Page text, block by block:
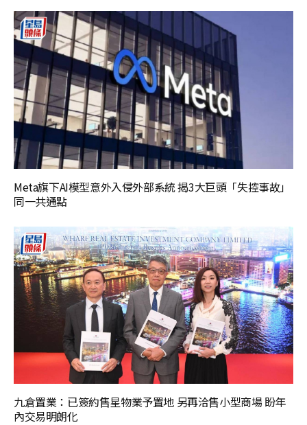
Meta旗下AI模型意外入侵外部系統 揭3大巨頭「失控事故」
同一共通點
九倉置業：已簽約售星物業予置地 另再洽售小型商場 盼年
內交易明朗化